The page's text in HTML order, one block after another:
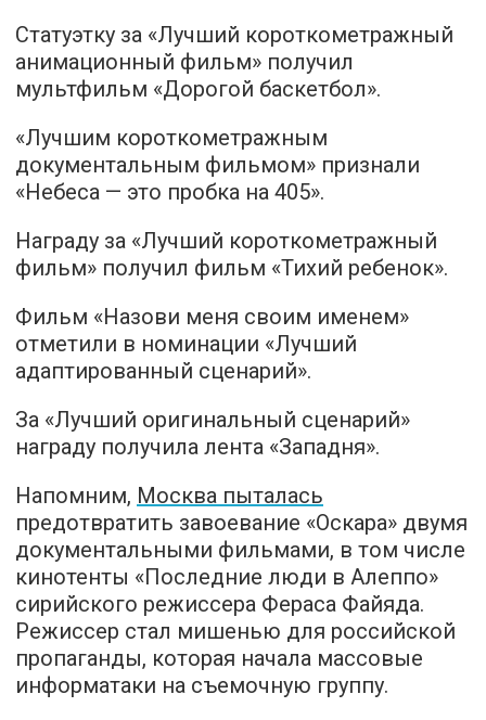
Статуэтку за «Лучший короткометражный
анимационный фильм» получил
мультфильм «Дорогой баскетбол».
«Лучшим короткометражным
документальным фильмом» признали
«Небеса — это пробка на 405».
Награду за «Лучший короткометражный
фильм» получил фильм «Тихий ребенок».
Фильм «Назови меня своим именем»
отметили в номинации «Лучший
адаптированный сценарий».
За «Лучший оригинальный сценарий»
награду получила лента «Западня».
Напомним, Москва пыталась
предотвратить завоевание «Оскара» двумя
документальными фильмами, в том числе
кинотенты «Последние люди в Алеппо»
сирийского режиссера Фераса Файяда.
Режиссер стал мишенью для российской
пропаганды, которая начала массовые
информатаки на съемочную группу.